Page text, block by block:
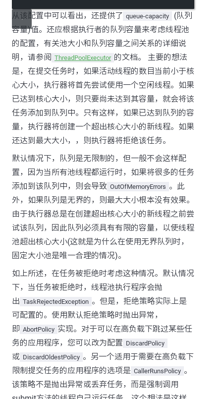
从该配置中可以看出，还提供了 queue-capacity
(队列
容量)值。还应根据执行者的队列容量来考虑线程池
的配置，有关池大小和队列容量之间关系的详细说
明，请参阅 ThreadPoolExecutor 的文档。 主要的想法
是，在提交任务时，如果活动线程的数目当前小于核
心大小，执行器将首先尝试使用一个空闲线程。如果
已达到核心大小，则只要尚未达到其容量，就会将该
任务添加到队列中。只有这样，如果已达到队列的容
量，执行器将创建一个超出核心大小的新线程。如果
还达到最大大小，，则执行器将拒绝该任务。
默认情况下，队列是无限制的，但一般不会这样配
置，因为当所有池线程都运行时，如果将很多的任务
添加到该队列中，则会导致 OutOfMemoryErrors 。此
外，如果队列是无界的，则最大大小根本没有效果。
由于执行器总是在创建超出核心大小的新线程之前尝
试该队列，因此队列必须具有有限的容量，以使线程
池超出核心大小(这就是为什么在使用无界队列时，
固定大小池是唯一合理的情况)。
如上所述，在任务被拒绝时考虑这种情况。默认情况
下，当任务被拒绝时，线程池执行程序会抛
出 TaskRejectedException 。但是，拒绝策略实际上是
可配置的。使用默认拒绝策略时抛出异常，
即 AbortPolicy 实现。对于可以在高负载下跳过某些任
务的应用程序，您可以改为配置 DiscardPolicy
或 DiscardOldestPolicy 。另一个适用于需要在高负载下
限制提交任务的应用程序的选项是 CallerRunsPolicy 。
该策略不是抛出异常或丢弃任务，而是强制调用